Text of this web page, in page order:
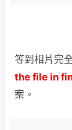
等到相片完
the file in
案。